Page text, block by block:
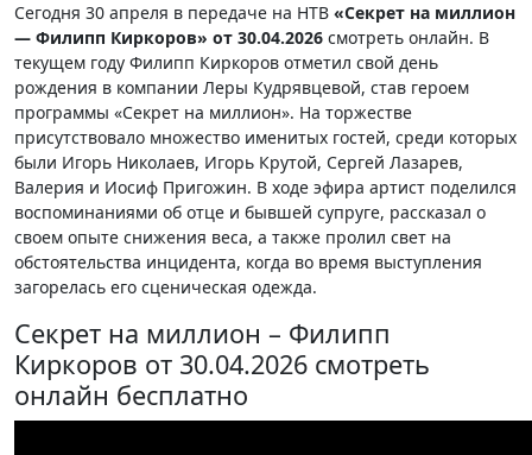
Сегодня 30 апреля в передаче на НТВ «Секрет на миллион
— Филипп Киркоров» от 30.04.2026 смотреть онлайн. В
текущем году Филипп Киркоров отметил свой день
рождения в компании Леры Кудрявцевой, став героем
программы «Секрет на миллион». На торжестве
присутствовало множество именитых гостей, среди которых
были Игорь Николаев, Игорь Крутой, Сергей Лазарев,
Валерия и Иосиф Пригожин. В ходе эфира артист поделился
воспоминаниями об отце и бывшей супруге, рассказал о
своем опыте снижения веса, а также пролил свет на
обстоятельства инцидента, когда во время выступления
загорелась его сценическая одежда.
Секрет на миллион – Филипп
Киркоров от 30.04.2026 смотреть
онлайн бесплатно